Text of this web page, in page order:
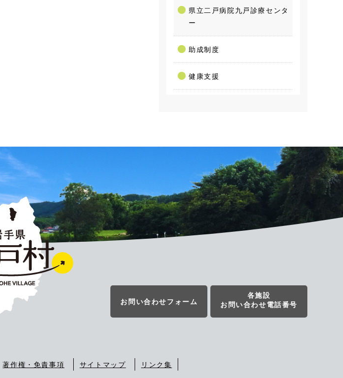
県立二戸病院九戸診療センタ
ー
助成制度
健康支援
お問い合わせフォーム
各施設
お問い合わせ電話番号
著作権・免責事項 サイトマップ リンク集